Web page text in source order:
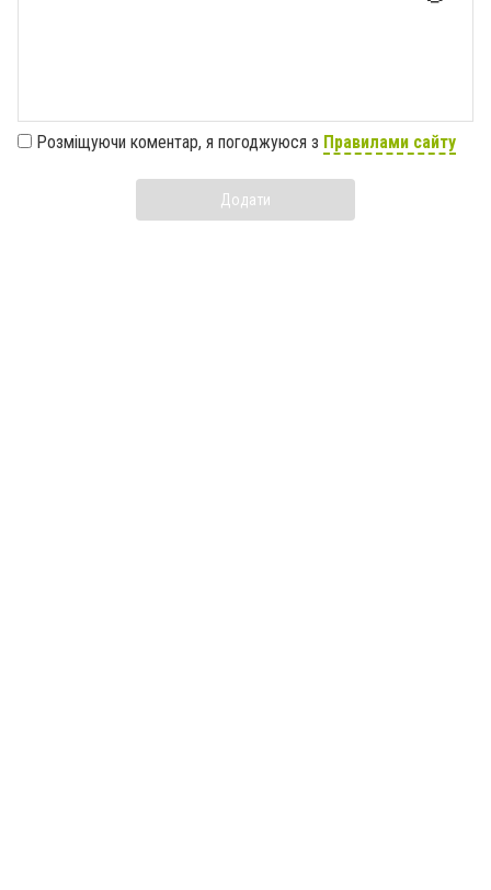
Розміщуючи коментар, я погоджуюся з Правилами сайту
Додати